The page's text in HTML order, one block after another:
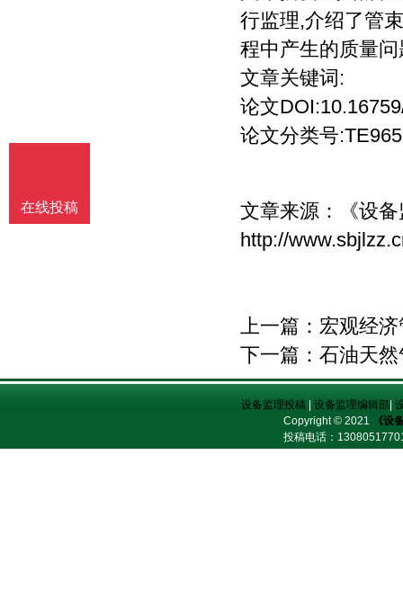
整。如必须进行重大改动的，编辑部有义
《文教资料》发表后，作者同意其电子版
同时发布在文教资料杂志社官方网上。
误稿件处理时间。
行监理,介绍了管
程中产生的质量
文章关键词:
论文
论文分类号:TE965
文章来源：
《设
http://
上一篇： 宏观经
下一篇： 石油天
设备监理投稿 设备监理编辑部|
Copyright © 2021
《设
投稿电话：
在线投稿